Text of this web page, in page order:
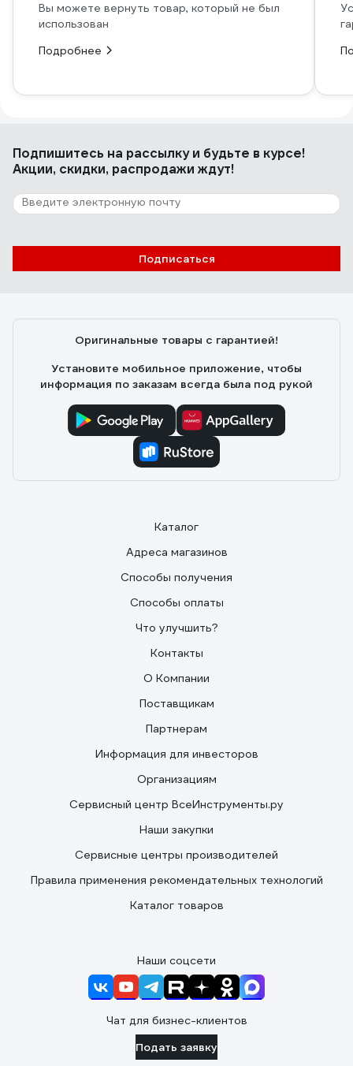
Вы можете вернуть товар, который не был
использован
Подробнее
Подпишитесь на рассылкуи будьте в курсе!
Акции, скидки, распродажи ждут!
Подписаться
Оригинальные товары с гарантией!
Установите мобильное приложение, чтобы
информация по заказам всегда была под рукой
Каталог
Адреса магазинов
Способы получения
Способы оплаты
Что улучшить?
Контакты
О Компании
Поставщикам
Партнерам
Информация для инвесторов
Организациям
Сервисный центр ВсеИнструменты.ру
Наши закупки
Сервисные центры производителей
Правила применения рекомендательных технологий
Каталог товаров
Наши соцсети
Чат для бизнес-клиентов
Подать заявку